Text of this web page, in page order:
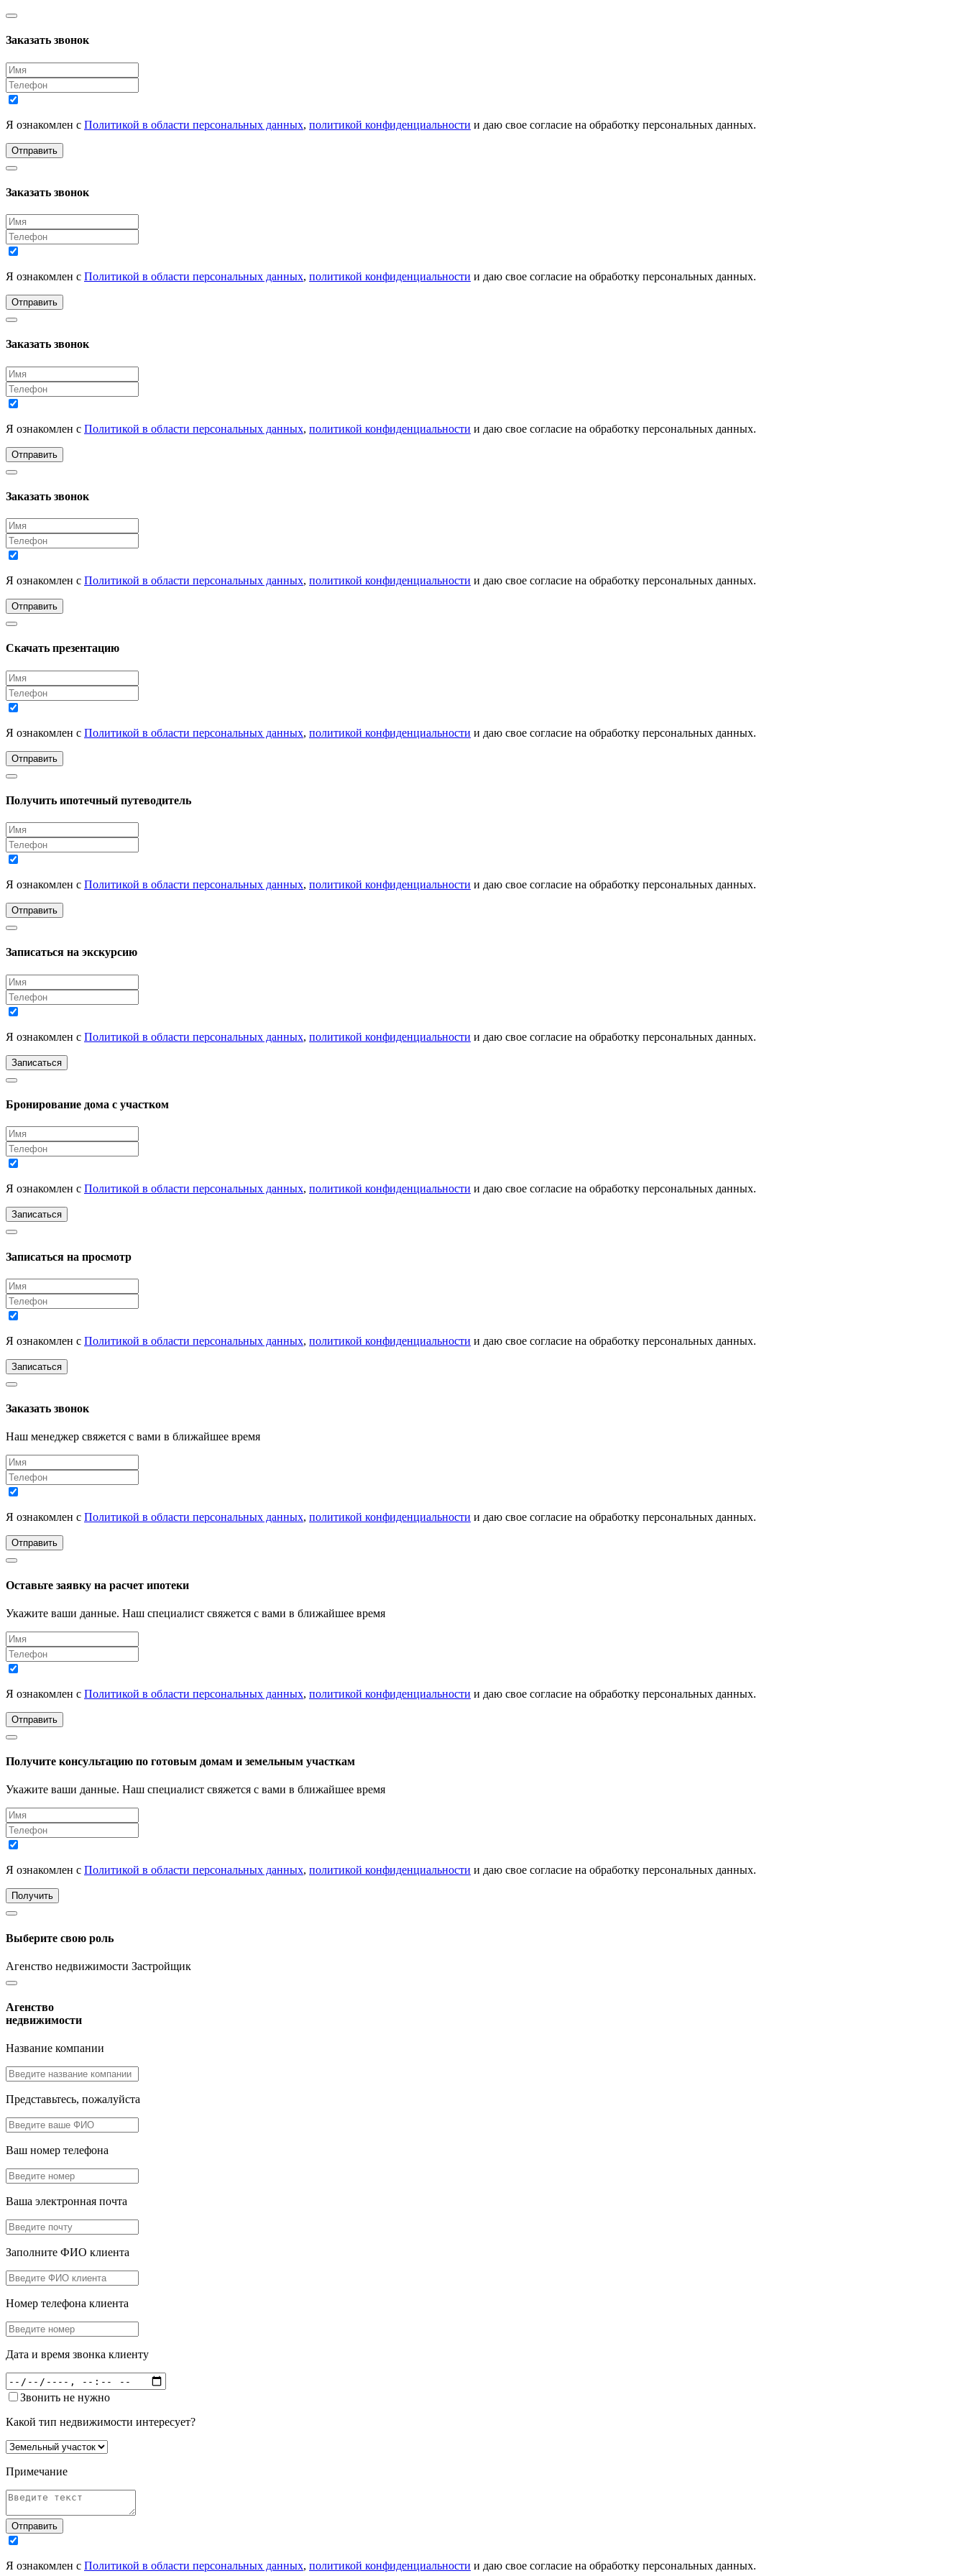
Заказать звонок
Я ознакомлен с Политикой в области персональных данных, политикой конфиденциальности и даю свое согласие на обработку персональных данных.
Отправить
Заказать звонок
Я ознакомлен с Политикой в области персональных данных, политикой конфиденциальности и даю свое согласие на обработку персональных данных.
Отправить
Заказать звонок
Я ознакомлен с Политикой в области персональных данных, политикой конфиденциальности и даю свое согласие на обработку персональных данных.
Отправить
Заказать звонок
Я ознакомлен с Политикой в области персональных данных, политикой конфиденциальности и даю свое согласие на обработку персональных данных.
Отправить
Скачать презентацию
Я ознакомлен с Политикой в области персональных данных, политикой конфиденциальности и даю свое согласие на обработку персональных данных.
Отправить
Получить ипотечный путеводитель
Я ознакомлен с Политикой в области персональных данных, политикой конфиденциальности и даю свое согласие на обработку персональных данных.
Отправить
Записаться на экскурсию
Я ознакомлен с Политикой в области персональных данных, политикой конфиденциальности и даю свое согласие на обработку персональных данных.
Записаться
Бронирование дома с участком
Я ознакомлен с Политикой в области персональных данных, политикой конфиденциальности и даю свое согласие на обработку персональных данных.
Записаться
Записаться на просмотр
Я ознакомлен с Политикой в области персональных данных, политикой конфиденциальности и даю свое согласие на обработку персональных данных.
Записаться
Заказать звонок
Наш менеджер свяжется с вами в ближайшее время
Я ознакомлен с Политикой в области персональных данных, политикой конфиденциальности и даю свое согласие на обработку персональных данных.
Отправить
Оставьте заявку на расчет ипотеки
Укажите ваши данные. Наш специалист свяжется с вами в ближайшее время
Я ознакомлен с Политикой в области персональных данных, политикой конфиденциальности и даю свое согласие на обработку персональных данных.
Отправить
Получите консультацию по готовым домам и земельным участкам
Укажите ваши данные. Наш специалист свяжется с вами в ближайшее время
Я ознакомлен с Политикой в области персональных данных, политикой конфиденциальности и даю свое согласие на обработку персональных данных.
Получить
Выберите свою роль
Агенство недвижимости Застройщик
Агенство
недвижимости
Название компании
Представьтесь, пожалуйста
Ваш номер телефона
Ваша электронная почта
Заполните ФИО клиента
Номер телефона клиента
Дата и время звонка клиенту
Звонить не нужно
Какой тип недвижимости интересует?
Примечание
Отправить
Я ознакомлен с Политикой в области персональных данных, политикой конфиденциальности и даю свое согласие на обработку персональных данных.